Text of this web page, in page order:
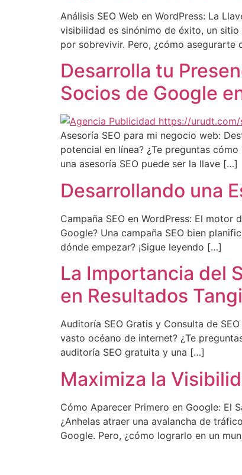
Análisis SEO Web en WordPress: La
visibilidad es sinónimo de éxito, un
por sobrevivir. Pero, ¿cómo
Desarrolla tu
Socios de Google
Asesoría SEO para mi negocio web:
potencial en línea? ¿Te preguntas
una asesoría SEO puede ser la llave […]
Desarrollando una
Campaña SEO en WordPress: El
Google? Una campaña SEO bien
dónde empezar? ¡Sigue leyendo […]
La Importancia del
en Resultados
Auditoría SEO Gratis y Consulta de
vasto océano de internet? ¿Te
auditoría SEO gratuita y una […]
Maximiza la
Cómo Aparecer Primero en Google: El
¿Anhelas atraer una avalancha de
Google. Pero, ¿cómo lograrlo en un